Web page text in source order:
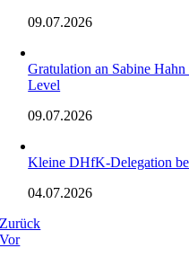
09.07.2026
Gratulation an Sabine
Level
09.07.2026
Kleine DHfK-Delegation
04.07.2026
Zurück
Vor